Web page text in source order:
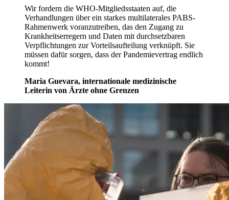
Wir fordern die WHO-Mitgliedsstaaten auf, die
Verhandlungen über ein starkes multilaterales PABS-
Rahmenwerk voranzutreiben, das den Zugang zu
Krankheitserregern und Daten mit durchsetzbaren
Verpflichtungen zur Vorteilsaufteilung verknüpft. Sie
müssen dafür sorgen, dass der Pandemievertrag endlich
kommt!
Maria Guevara, internationale medizinische
Leiterin von Ärzte ohne Grenzen